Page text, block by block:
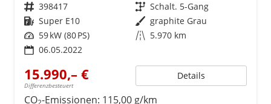
Fahrzeugnr. 398417 Getriebe Schalt. 5-Gang
Kraftstoff Super E10 Außenfarbe graphite Grau
Leistung 59 kW (80 PS) Kilometerstand 5.970 km
06.05.2022
15.990,– €
Differenzbesteuert
Details
CO -Emissionen: 115,00 g/km